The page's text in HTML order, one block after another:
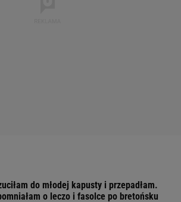
do młodej kapusty i przepadłam.
o leczo i fasolce po bretońsku